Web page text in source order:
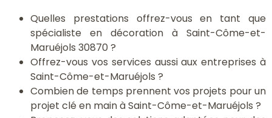
Quelles prestations offrez-vous en tant que
spécialiste en décoration à Saint-Côme-et-
Maruéjols 30870 ?
Offrez-vous vos services aussi aux entreprises à
Saint-Côme-et-Maruéjols ?
Combien de temps prennent vos projets pour un
projet clé en main à Saint-Côme-et-Maruéjols ?